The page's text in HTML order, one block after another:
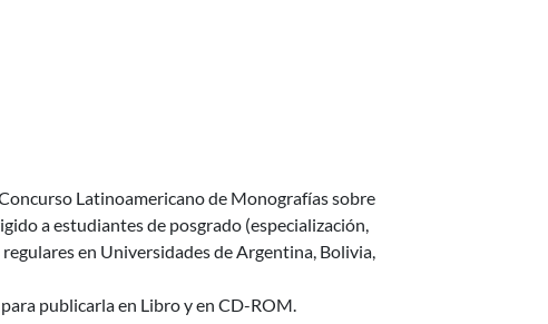
Renovables y Eficiencia Energética.
Latinoamericano de Monografías sobre
a estudiantes de posgrado (especialización,
en Universidades de Argentina, Bolivia,
publicarla en Libro y en CD-ROM.